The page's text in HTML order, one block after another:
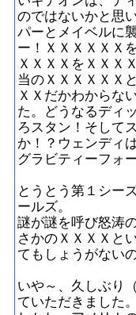
のではないかと思
パーとメイベルに
ー！ＸＸＸＸＸＸ
ＸＸＸＸをＸＸＸ
当のＸＸＸＸＸＸ
ＸＸだかわからな
た。どうなるディ
ろスタン！そして
か！？ウェンディ
グラビティーフォ
とうとう第１シー
ールズ。
謎が謎を呼び怒涛
さかのＸＸＸＸと
てもしょうがない
いや～、久しぶり
ていただきました